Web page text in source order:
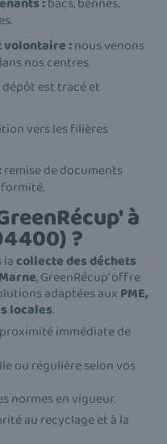
volontaire :nous venons
nos centres.
est tracé et
vers les filières
remise de documents
à
?
lacollecte des déchets
, GreenRécup' offre
adaptées aux PME,
locales.
immédiate de
ou régulière selon vos
normes en vigueur.
au recyclage et à la